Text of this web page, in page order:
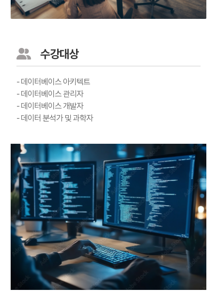
수강대상
- 데이터베이스 아키텍트
- 데이터베이스 관리자
- 데이터베이스 개발자
- 데이터 분석가 및 과학자